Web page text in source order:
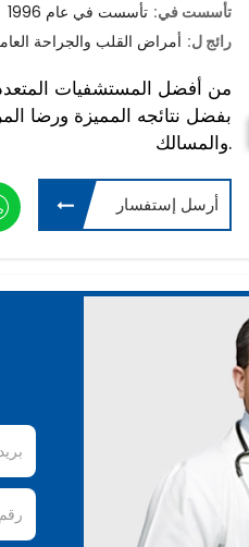
تأسست في: تأسست في عام 1996
رائج ل: أمراض القلب والجراحة
بفضل نتائجه المميزة ورضا
والمسالك.
أرسل إستفسار